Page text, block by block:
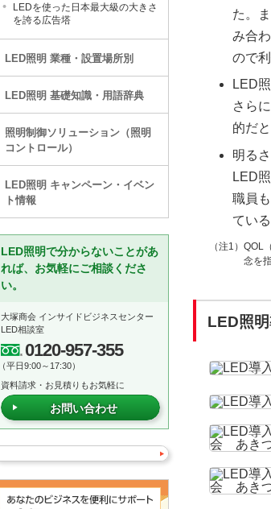
た。
み合
ので
LED
さら
的だ
明る
LED
職員
ている
（注1）
念を
LED照
LEDを使った日本最大級の大きさ
を誇る広告塔
LED照明 業種・設置場所別
LED照明 基礎知識・用語辞典
照明制御ソリューション（照明
コントロール）
LED照明 キャンペーン・イベン
ト情報
LED照明で分からないことがあ
れば、お気軽にご相談くださ
い。
大塚商会 インサイドビジネスセンター
LED相談室
0120-957-355
（平日9:00～17:30）
資料請求・お見積りもお気軽に
お問い合わせ